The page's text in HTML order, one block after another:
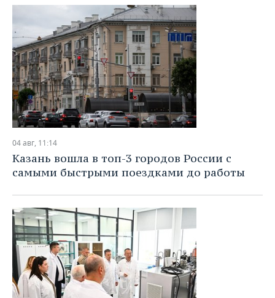
04 авг, 11:14
Казань вошла в топ-3 городов России с
самыми быстрыми поездками до работы